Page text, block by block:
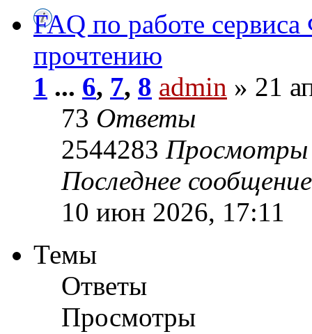
FAQ по работе
прочтению
1 ... 6, 7, 8 admin » 21
73 Ответы
2544283 Просмотры
Последнее
10 июн 2026, 17:11
Темы
Ответы
Просмотры